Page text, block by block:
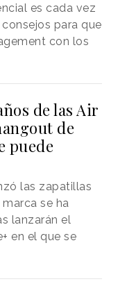
es cada vez
para que
con los
de las Air
de
puede
las zapatillas
se ha
lanzarán el
en el que se